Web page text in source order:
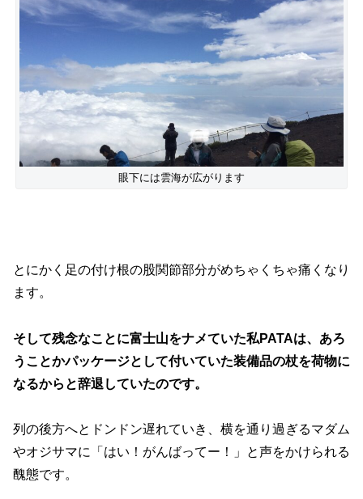
眼下には雲海が広がります
とにかく足の付け根の股関節部分がめちゃくちゃ痛くなり
ます。
そして残念なことに富士山をナメていた私PATAは、あろ
うことかパッケージとして付いていた装備品の杖を荷物に
なるからと辞退していたのです。
列の後方へとドンドン遅れていき、横を通り過ぎるマダム
やオジサマに「はい！がんばってー！」と声をかけられる
醜態です。